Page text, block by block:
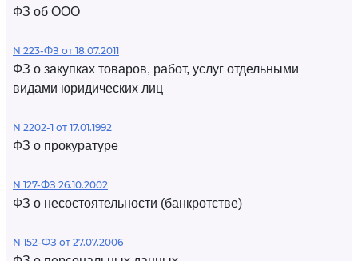
ФЗ об ООО
N 223-ФЗ от 18.07.2011
ФЗ о закупках товаров, работ, услуг отдельными
видами юридических лиц
N 2202-1 от 17.01.1992
ФЗ о прокуратуре
N 127-ФЗ 26.10.2002
ФЗ о несостоятельности (банкротстве)
N 152-ФЗ от 27.07.2006